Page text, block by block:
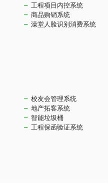
工程项目内控系统
商品购销系统
澡堂人脸识别消费系统
校友会管理系统
地产拓客系统
智能垃圾桶
工程保函验证系统